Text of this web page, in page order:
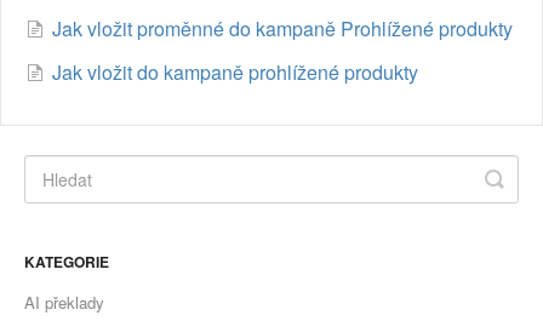
Jak vložit proměnné do kampaně Prohlížené produkty
Jak vložit do kampaně prohlížené produkty
KATEGORIE
AI překlady